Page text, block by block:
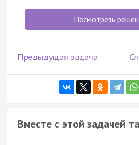
Посмотреть
Предыдущая задача
Вместе с этой задачей